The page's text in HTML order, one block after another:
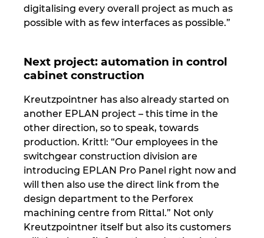
digitalising every overall project as much as
possible with as few interfaces as possible.”
Next project: automation in control
cabinet construction
Kreutzpointner has also already started on
another EPLAN project – this time in the
other direction, so to speak, towards
production. Krittl: “Our employees in the
switchgear construction division are
introducing EPLAN Pro Panel right now and
will then also use the direct link from the
design department to the Perforex
machining centre from Rittal.” Not only
Kreutzpointner itself but also its customers